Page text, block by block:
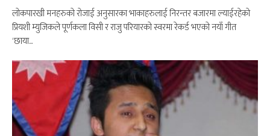
लोकपारखी मनहरुको रोजाई अनुसारका भाकाहरुलाई निरन्तर बजारमा ल्याईरहेको
प्रियशी म्युजिकले पूर्णकला विसी र राजु परियारको स्वरमा रेकर्ड भएको नयाँ गीत
‘छाया...